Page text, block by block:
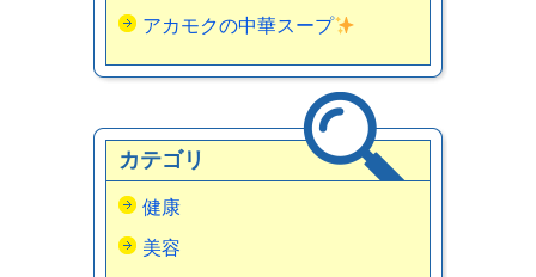
アカモクの中華スープ
カテゴリ
健康
美容